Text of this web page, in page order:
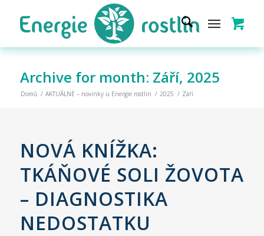
Archive for month: Září, 2025
Domů / AKTUÁLNĚ – novinky u Energie rostlin / 2025 / Září
NOVÁ KNÍŽKA:
TKÁŇOVÉ SOLI ŽOVOTA
– DIAGNOSTIKA
NEDOSTATKU